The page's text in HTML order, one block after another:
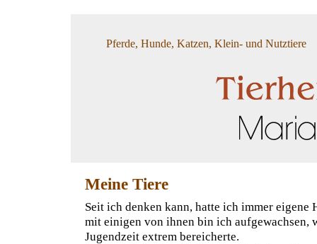
Pferde, Hunde, Katzen, Klein- und Nutztiere
Meine Tiere
Seit ich denken kann, hatte ich immer eigene
mit einigen von ihnen bin ich aufgewachsen,
Jugendzeit extrem bereicherte.